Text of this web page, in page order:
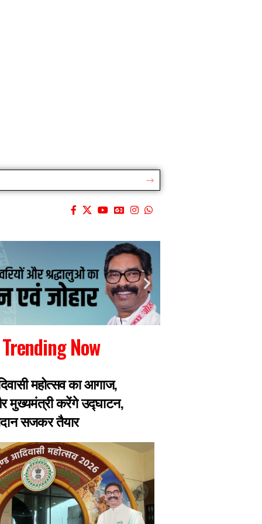
Trending Now
महोत्सव का आगाज,
मुख्यमंत्री करेंगे उद्घाटन,
सजकर तैयार